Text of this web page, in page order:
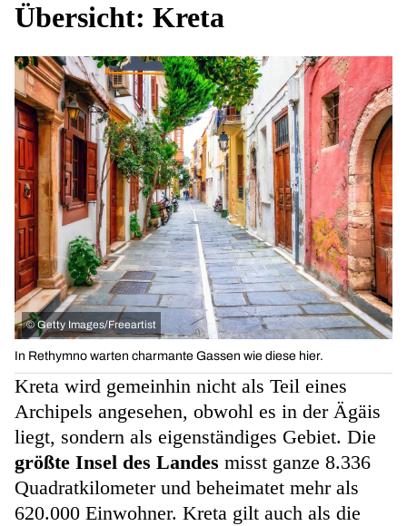
Übersicht: Kreta
© Getty Images/Freeartist
In Rethymno warten charmante Gassen wie diese hier.
Kreta wird gemeinhin nicht als Teil eines
Archipels angesehen, obwohl es in der Ägäis
liegt, sondern als eigenständiges Gebiet. Die
größte Insel des Landes misst ganze 8.336
Quadratkilometer und beheimatet mehr als
620.000 Einwohner. Kreta gilt auch als die